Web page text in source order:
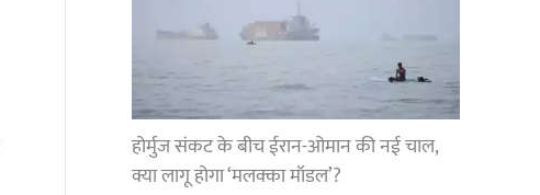
होर्मुज संकट के बीच ईरान-ओमान की नई चाल,
क्या लागू होगा ‘मलक्का मॉडल’?